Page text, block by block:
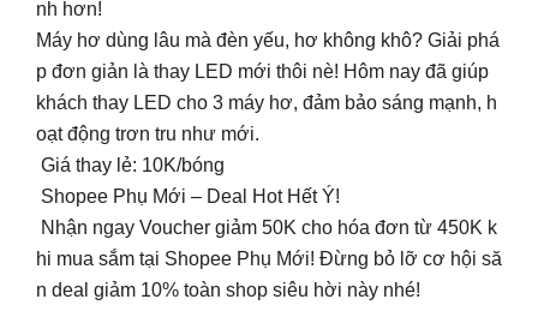
nh hơn!
Máy hơ dùng lâu mà đèn yếu, hơ không khô? Giải phá
p đơn giản là thay LED mới thôi nè! Hôm nay đã giúp
khách thay LED cho 3 máy hơ, đảm bảo sáng mạnh, h
oạt động trơn tru như mới.
Giá thay lẻ: 10K/bóng
Shopee Phụ Mới – Deal Hot Hết Ý!
Nhận ngay Voucher giảm 50K cho hóa đơn từ 450K k
hi mua sắm tại Shopee Phụ Mới! Đừng bỏ lỡ cơ hội să
n deal giảm 10% toàn shop siêu hời này nhé!